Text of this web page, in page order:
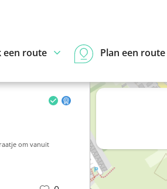
een route Plan een route
om vanuit